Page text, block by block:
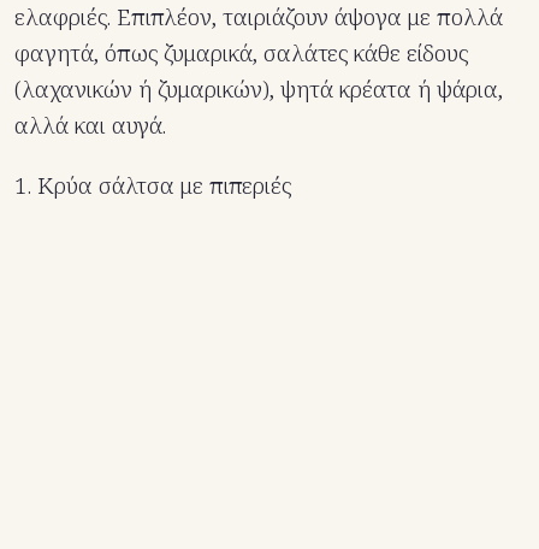
ελαφριές. Επιπλέον, ταιριάζουν άψογα με πολλά
φαγητά, όπως ζυμαρικά, σαλάτες κάθε είδους
(λαχανικών ή ζυμαρικών), ψητά κρέατα ή ψάρια,
αλλά και αυγά.
1. Κρύα σάλτσα με πιπεριές